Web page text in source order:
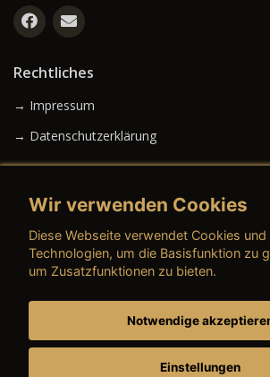
Rechtliches
→ Impressum
→ Datenschutzerklärung
→ AGB (Gebrauchtwagen)
→ AGB (Dienstleistungen)
Wir verwenden Cookies
Diese Webseite verwendet Cookies
Technologien, um die Basisfunktion zu
um Zusatzfunktionen zu bieten.
Notwendige
Einstellungen